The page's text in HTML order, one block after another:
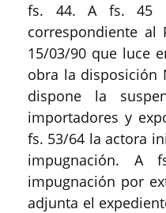
fs. 44. A fs. 45
correspondiente al
15/03/90 que luce
obra la disposición
dispone la
importadores y
fs. 53/64 la actora
impugnación. A
impugnación por
adjunta el